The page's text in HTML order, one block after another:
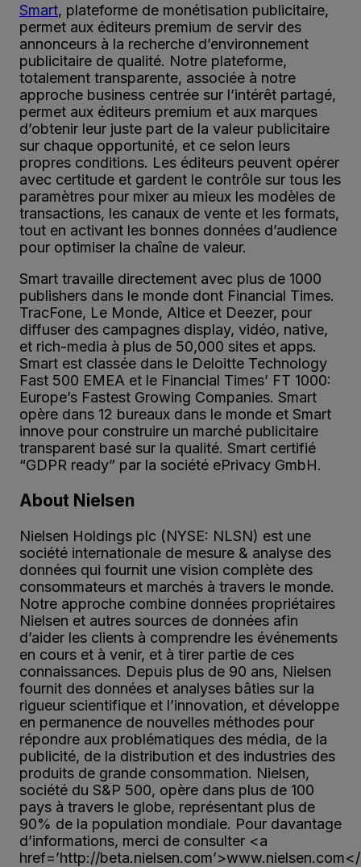
Smart, plateforme de monétisation publicitaire,
permet aux éditeurs premium de servir des
annonceurs à la recherche d’environnement
publicitaire de qualité. Notre plateforme,
totalement transparente, associée à notre
approche business centrée sur l’intérêt partagé,
permet aux éditeurs premium et aux marques
d’obtenir leur juste part de la valeur publicitaire
sur chaque opportunité, et ce selon leurs
propres conditions. Les éditeurs peuvent opérer
avec certitude et gardent le contrôle sur tous les
paramètres pour mixer au mieux les modèles de
transactions, les canaux de vente et les formats,
tout en activant les bonnes données d’audience
pour optimiser la chaîne de valeur.
Smart travaille directement avec plus de 1000
publishers dans le monde dont Financial Times.
TracFone, Le Monde, Altice et Deezer, pour
diffuser des campagnes display, vidéo, native,
et rich-media à plus de 50,000 sites et apps.
Smart est classée dans le Deloitte Technology
Fast 500 EMEA et le Financial Times’ FT 1000:
Europe’s Fastest Growing Companies. Smart
opère dans 12 bureaux dans le monde et Smart
innove pour construire un marché publicitaire
transparent basé sur la qualité. Smart certifié
“GDPR ready” par la société ePrivacy GmbH.
About Nielsen
Nielsen Holdings plc (NYSE: NLSN) est une
société internationale de mesure & analyse des
données qui fournit une vision complète des
consommateurs et marchés à travers le monde.
Notre approche combine données propriétaires
Nielsen et autres sources de données afin
d’aider les clients à comprendre les événements
en cours et à venir, et à tirer partie de ces
connaissances. Depuis plus de 90 ans, Nielsen
fournit des données et analyses bâties sur la
rigueur scientifique et l’innovation, et développe
en permanence de nouvelles méthodes pour
répondre aux problématiques des média, de la
publicité, de la distribution et des industries des
produits de grande consommation. Nielsen,
société du S&P 500, opère dans plus de 100
pays à travers le globe, représentant plus de
90% de la population mondiale. Pour davantage
d’informations, merci de consulter <a
href=’http://